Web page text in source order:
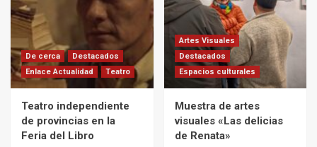
De cerca
Destacados
Enlace Actualidad
Teatro
Teatro independiente
de provincias en la
Feria del Libro
Artes Visuales
Destacados
Espacios culturales
Muestra de artes
visuales «Las delicias
de Renata»